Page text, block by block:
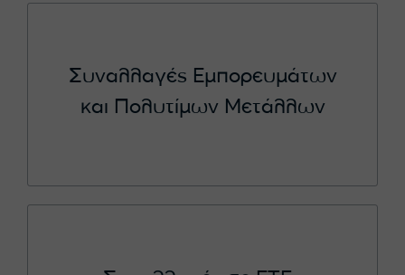
Συναλλαγές Εμπορευμάτων
και Πολυτίμων Μετάλλων